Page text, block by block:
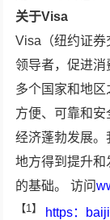
关于Visa
Visa（纽约证券
领导者，促进
多个国家和地区
方便、可靠和
经济蓬勃发展
地方得到提升
的基础。 访问
【1】
https：